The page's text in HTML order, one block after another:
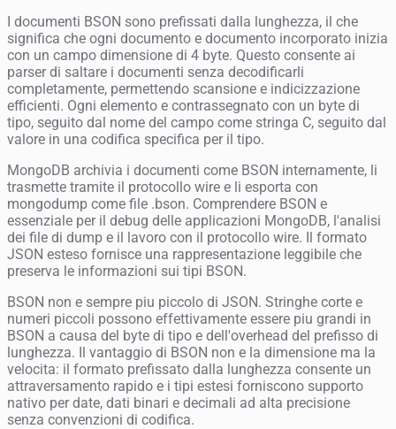
I documenti BSON sono prefissati dalla lunghezza, il che
significa che ogni documento e documento incorporato inizia
con un campo dimensione di 4 byte. Questo consente ai
parser di saltare i documenti senza decodificarli
completamente, permettendo scansione e indicizzazione
efficienti. Ogni elemento e contrassegnato con un byte di
tipo, seguito dal nome del campo come stringa C, seguito dal
valore in una codifica specifica per il tipo.
MongoDB archivia i documenti come BSON internamente, li
trasmette tramite il protocollo wire e li esporta con
mongodump come file .bson. Comprendere BSON e
essenziale per il debug delle applicazioni MongoDB, l'analisi
dei file di dump e il lavoro con il protocollo wire. Il formato
JSON esteso fornisce una rappresentazione leggibile che
preserva le informazioni sui tipi BSON.
BSON non e sempre piu piccolo di JSON. Stringhe corte e
numeri piccoli possono effettivamente essere piu grandi in
BSON a causa del byte di tipo e dell'overhead del prefisso di
lunghezza. Il vantaggio di BSON non e la dimensione ma la
velocita: il formato prefissato dalla lunghezza consente un
attraversamento rapido e i tipi estesi forniscono supporto
nativo per date, dati binari e decimali ad alta precisione
senza convenzioni di codifica.